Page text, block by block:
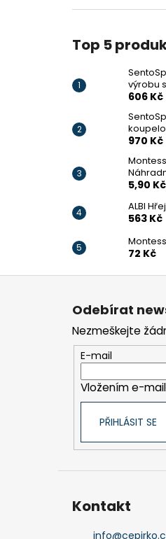
Top 5
výrobu
606 Kč
970 Kč
5,90 Kč
ALBI
563 Kč
72 Kč
Z
Odebírat
Nezmeškejte
E-mail
Vložením e-
PŘIHLÁSIT SE
Kontakt
info@